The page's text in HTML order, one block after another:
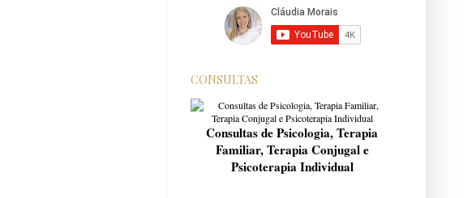
CONSULTAS
Consultas de Psicologia, Terapia
Familiar, Terapia Conjugal e
Psicoterapia Individual